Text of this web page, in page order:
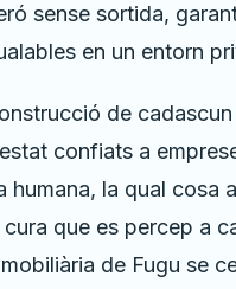
sense sortida,
en un entorn
de
confiats a
humana, la qual cosa
que es percep a
de Fugu se